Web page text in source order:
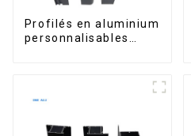
Profilés en aluminium
personnalisables